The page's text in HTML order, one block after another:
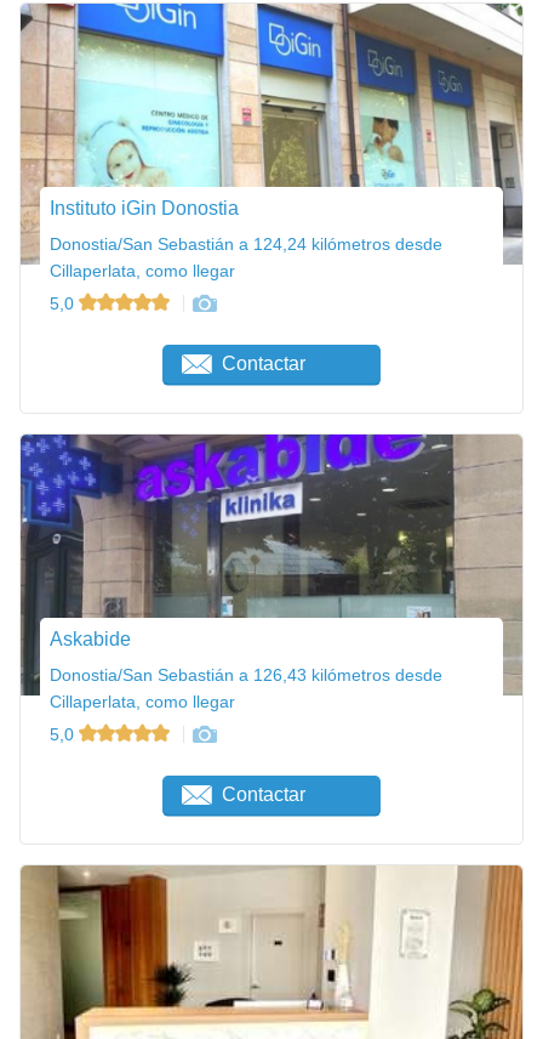
Instituto iGin Donostia
Donostia/San Sebastián a 124,24 kilómetros desde
Cillaperlata, como llegar
5,0
Contactar
Askabide
Donostia/San Sebastián a 126,43 kilómetros desde
Cillaperlata, como llegar
5,0
Contactar